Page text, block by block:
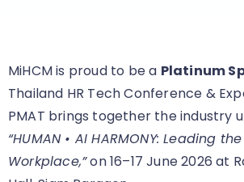
MiHCM is proud to be a Platinum
Thailand HR Tech Conference &
PMAT brings together the industry
“HUMAN • AI HARMONY: Leading
Workplace,”on 16–17 June 2026 at